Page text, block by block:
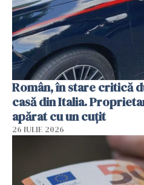
Român, în stare critică
casă din Italia.
apărat cu un cuțit
26 IULIE 2026